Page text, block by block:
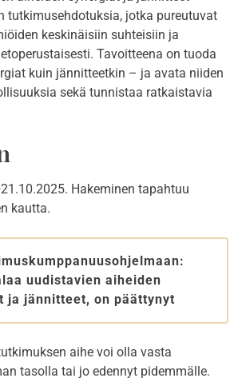
tutkimusehdotuksia, jotka pureutuvat
keskinäisiin suhteisiin ja
Tavoitteena on tuoda
kuin jännitteetkin – ja avata niiden
sekä tunnistaa ratkaistavia
21.10.2025. Hakeminen tapahtuu
kautta.
uudistavien aiheiden
ja jännitteet, on päättynyt
aihe voi olla vasta
tasolla tai jo edennyt pidemmälle.